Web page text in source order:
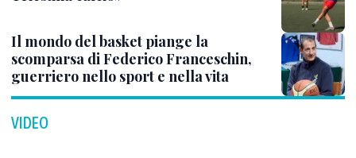
Il mondo del basket piange la
scomparsa di Federico Franceschin,
guerriero nello sport e nella vita
VIDEO